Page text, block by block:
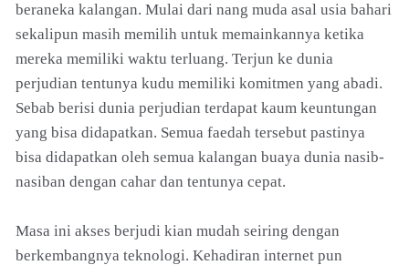
beraneka kalangan. Mulai dari nang muda asal usia bahari
sekalipun masih memilih untuk memainkannya ketika
mereka memiliki waktu terluang. Terjun ke dunia
perjudian tentunya kudu memiliki komitmen yang abadi.
Sebab berisi dunia perjudian terdapat kaum keuntungan
yang bisa didapatkan. Semua faedah tersebut pastinya
bisa didapatkan oleh semua kalangan buaya dunia nasib-
nasiban dengan cahar dan tentunya cepat.
Masa ini akses berjudi kian mudah seiring dengan
berkembangnya teknologi. Kehadiran internet pun